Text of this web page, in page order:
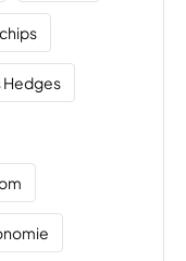
chips
Hedges